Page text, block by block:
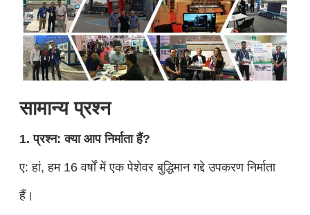
सामान्य प्रश्न
1. प्रश्न: क्या आप निर्माता हैं?
ए: हां, हम 16 वर्षों में एक पेशेवर बुद्धिमान गद्दे उपकरण निर्माता
हैं।